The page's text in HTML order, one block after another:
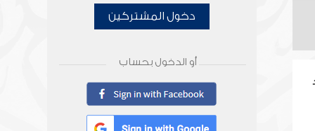
دخول المشتركين
أو الدخول بحساب